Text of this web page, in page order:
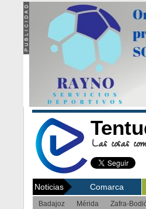
Las cosas
Noticias Comarca
Badajoz Mérida Zafra-